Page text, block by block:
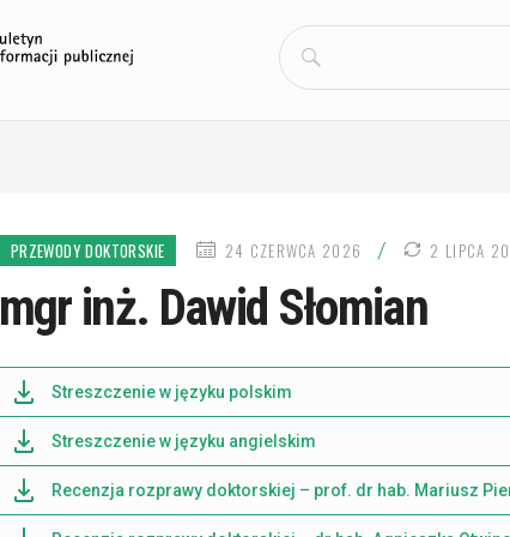
Szukaj:
PRZEWODY DOKTORSKIE
DATA24 CZERWCA 2026 / 2 LIPCA
mgr inż. Dawid Słomian
Streszczenie w języku polskim
Streszczenie w języku angielskim
Recenzja rozprawy doktorskiej – prof. dr hab. Mariusz